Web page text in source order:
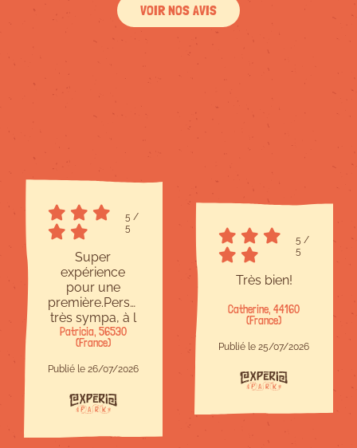
VOIR NOS AVIS
5 /
5
Super
expérience
pour une
première.Personnel
très sympa, à l
écoute et
bienveillant.Site
à taille
humaine,c est
parfait.Il y en a
pour tous les
chacun trouve
Patricia, 56530
(France)
Publié le 26/07/2026
5 /
5
Très bien!
Catherine, 44160
(France)
Publié le 25/07/2026